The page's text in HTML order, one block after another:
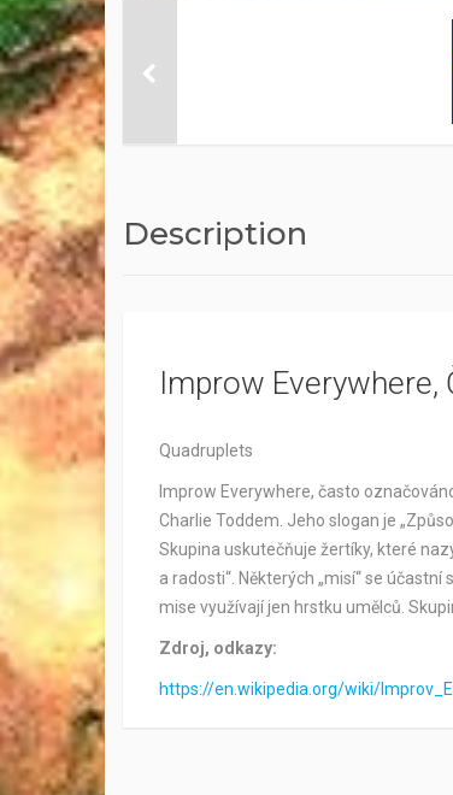
Description
Improw Everywhere,
Quadruplets
Improw Everywhere, často
Charlie Toddem. Jeho slogan je
Skupina uskutečňuje žertíky, které
a radosti“. Některých „misí“ se
mise využívají jen hrstku umělců.
Zdroj, odkazy:
https://en.wikipedia.org/wiki/